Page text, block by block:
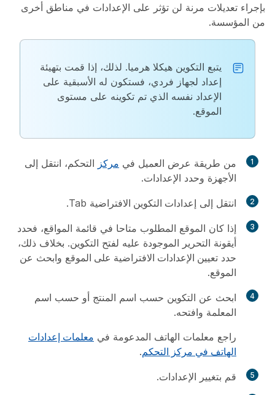
بإجراء تعديلات مرنة لن تؤثر على الإعدادات في مناطق أخرى
من المؤسسة.
يتبع التكوين هيكلا هرميا. لذلك، إذا قمت بتهيئة
إعداد لجهاز فردي، فستكون له الأسبقية على
الإعداد نفسه الذي تم تكوينه على مستوى
الموقع.
1 من طريقة عرض العميل في مركز التحكم، انتقل إلى
الأجهزة وحدد الإعدادات.
2 انتقل إلى إعدادات التكوين الافتراضية
3
إذا كان الموقع المطلوب متاحا في قائمة المواقع، فحدد
أيقونة التحرير الموجودة عليه لفتح التكوين. بخلاف ذلك،
حدد تعيين الإعدادات الافتراضية على الموقع وابحث عن
الموقع.
4
ابحث عن التكوين حسب اسم المنتج أو حسب اسم
المعلمة وافتحه.
راجع معلمات الهاتف المدعومة في معلمات إعدادات
الهاتف في مركز التحكم.
5 قم بتغيير الإعدادات.